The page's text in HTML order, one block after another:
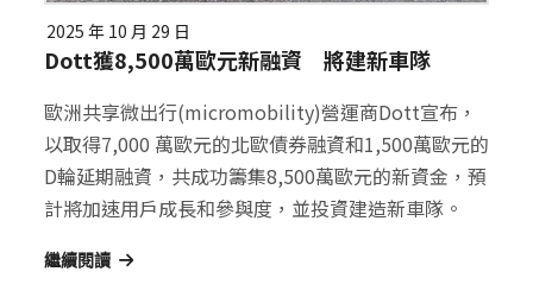
2025 年 10 月 29 日
Dott獲8,500萬歐元新融資 將建新車隊
歐洲共享微出行(micromobility)營運商Dott宣布，
以取得7,000 萬歐元的北歐債券融資和1,500萬歐元的
D輪延期融資，共成功籌集8,500萬歐元的新資金，預
計將加速用戶成長和參與度，並投資建造新車隊。
繼續閱讀